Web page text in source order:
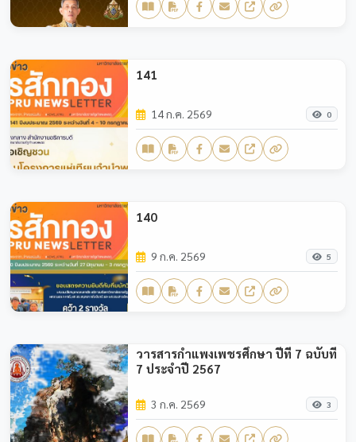
141
14 ก.ค. 2569 0
140
9 ก.ค. 2569 5
วารสารกำแพงเพชรศึกษา ปีที่ 7 ฉบับที่
7 ประจำปี 2567
3 ก.ค. 2569 3